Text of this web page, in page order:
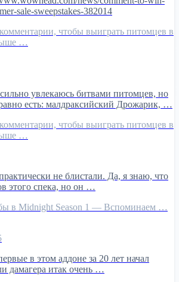
sale-sweepstakes-382014
чтобы выиграть питомцев в
…
увлекаюсь битвами питомцев, но
есть: малдраксийский Дрожарик, …
чтобы выиграть питомцев в
…
не блистали. Да, я знаю, что
этого спека, но он …
в Midnight Season 1 — Вспоминаем …
в этом аддоне за 20 лет начал
дамагера итак очень …